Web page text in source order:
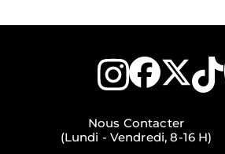
Nous Contacter
(Lundi - Vendredi, 8-16 H)